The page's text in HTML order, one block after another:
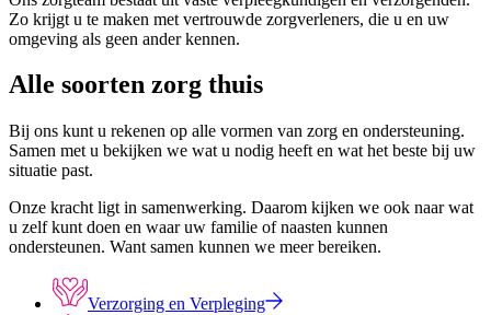
Zo krijgt u te maken met vertrouwde zorgverleners, die u en uw
omgeving als geen ander kennen.
Alle soorten zorg thuis
Bij ons kunt u rekenen op alle vormen van zorg en ondersteuning.
Samen met u bekijken we wat u nodig heeft en wat het beste bij uw
situatie past.
Onze kracht ligt in samenwerking. Daarom kijken we ook naar wat
u zelf kunt doen en waar uw familie of naasten kunnen
ondersteunen. Want samen kunnen we meer bereiken.
Verzorging en Verpleging